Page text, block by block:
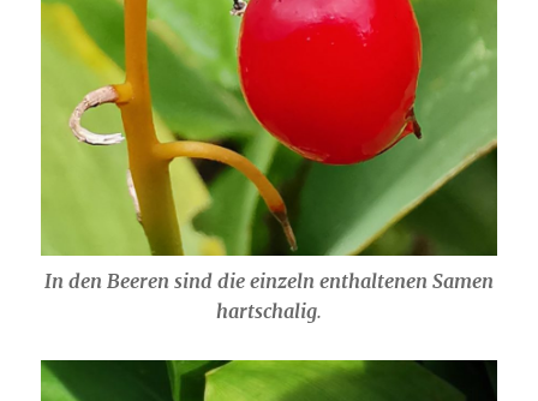
In den Beeren sind die einzeln enthaltenen Samen
hartschalig.